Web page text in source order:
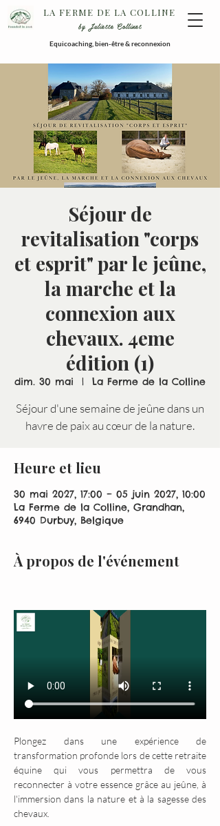
LA FERME DE LA COLLINE
by Juliette Collinet
Equicoaching, bien-être & reconnexion
Séjour de
revitalisation "corps
et esprit" par le jeûne,
la marche et la
connexion aux
chevaux. 4eme
édition (1)
dim. 30 mai
  |
La Ferme de la Colline
Séjour d'une semaine de jeûne dans un
havre de paix au cœur de la nature.
Heure et lieu
30 mai 2027, 17:00 – 05 juin 2027, 10:00
La Ferme de la Colline, Grandhan,
6940 Durbuy, Belgique
À propos de l'événement
Plongez dans une expérience de
transformation profonde lors de cette retraite
équine qui vous permettra de vous
reconnecter à votre essence grâce au jeûne, à
l'immersion dans la nature et à la sagesse des
chevaux.